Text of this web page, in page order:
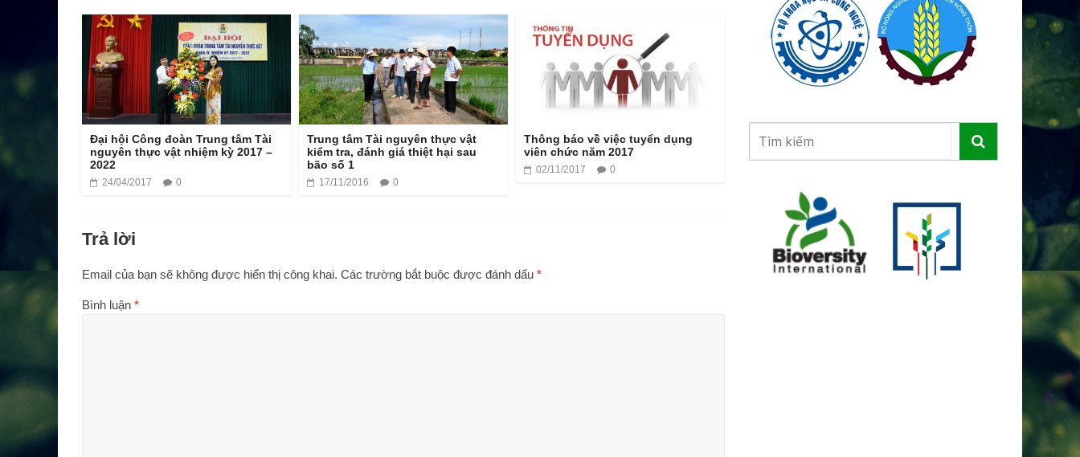
Đại hội Công đoàn Trung tâm Tài
nguyên thực vật nhiệm kỳ 2017 –
2022
24/04/2017 0
Trung tâm Tài nguyên thực vật
kiểm tra, đánh giá thiệt hại sau
bão số 1
17/11/2016 0
Thông báo về việc tuyển dụng
viên chức năm 2017
02/11/2017 0
Trả lời
Email của bạn sẽ không được hiển thị công khai. Các trường bắt buộc được đánh dấu *
Bình luận *